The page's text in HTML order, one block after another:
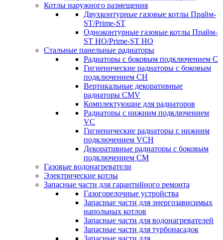
Котлы наружного размещения
Двухконтурные газовые котлы Прайм-
ST/Prime-ST
Одноконтурные газовые котлы Прайм-
ST HO/Prime-ST HO
Стальные панельные радиаторы
Радиаторы c боковым подключением C
Гигиенические радиаторы c боковым
подключением CH
Вертикальные декоративные
радиаторы CMV
Комплектующие для радиаторов
Радиаторы c нижним подключением
VC
Гигиенические радиаторы c нижним
подключением VCH
Декоративные радиаторы с боковым
подключением CM
Газовые водонагреватели
Электрические котлы
Запасные части для гарантийного ремонта
Газогорелочные устройства
Запасные части для энергозависимых
напольных котлов
Запасные части для водонагревателей
Запасные части для турбонасадок